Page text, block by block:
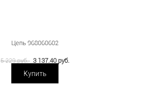
Цепь 968060602
5 229 руб. 3 137.40 руб.
Купить